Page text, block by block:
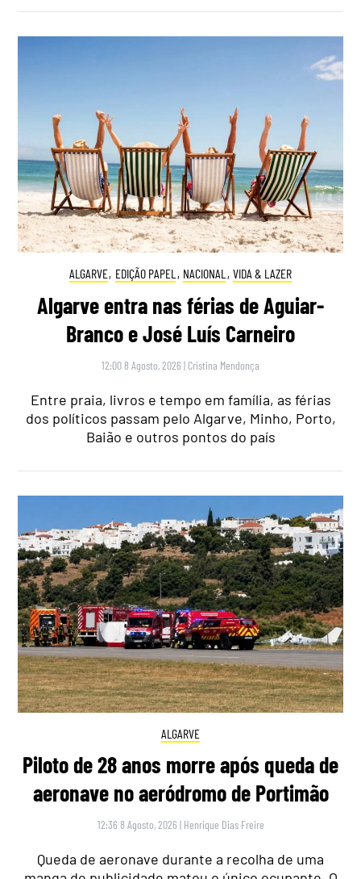
ALGARVE, EDIÇÃO PAPEL , NACIONAL , VIDA & LAZER
Algarve entra nas férias de Aguiar-
Branco e José Luís Carneiro
12:00 8 Agosto, 2026 | Cristina Mendonça
Entre praia, livros e tempo em família, as férias
dos políticos passam pelo Algarve, Minho, Porto,
Baião e outros pontos do país
ALGARVE
Piloto de 28 anos morre após queda de
aeronave no aeródromo de Portimão
12:36 8 Agosto, 2026 | Henrique Dias Freire
Queda de aeronave durante a recolha de uma